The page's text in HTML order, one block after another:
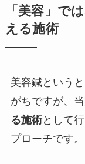
「美容」で
える施術
美容鍼という
がちですが、
る施術として
プローチです。